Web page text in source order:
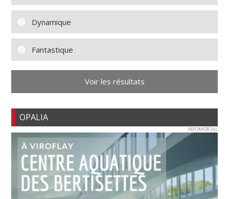
Dynamique
Fantastique
Voir les résultats
OPALIA
INFOMERCIAL